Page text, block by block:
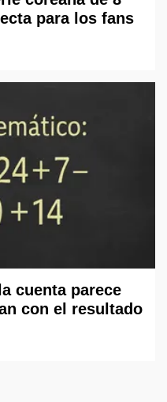
para los fans
cuenta parece
con el resultado